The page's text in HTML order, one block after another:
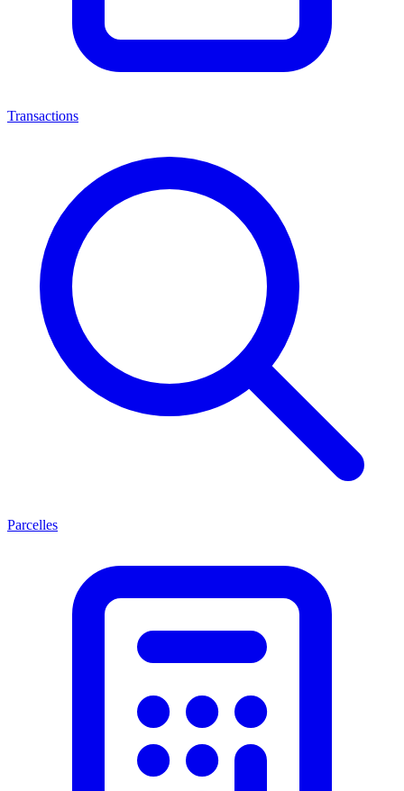
Transactions
Parcelles